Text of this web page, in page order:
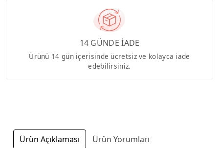
14 GÜNDE İADE
Ürünü 14 gün içerisinde ücretsiz ve kolayca iade
edebilirsiniz.
Ürün Açıklaması Ürün Yorumları